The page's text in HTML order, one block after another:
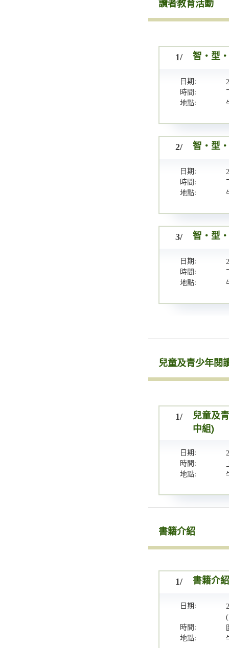
讀者教育活動
1/ 智・型
日期:
時間:
地點:
2/ 智・型
日期:
時間:
地點:
3/ 智・型
日期:
時間:
地點:
兒童及青少年閱
1/
兒童及
中組)
日期:
時間:
地點:
書籍介紹
1/ 書籍介
日期:
時間:
地點: